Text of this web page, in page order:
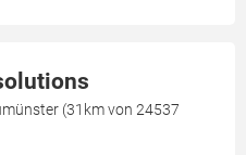
(31km von 24537